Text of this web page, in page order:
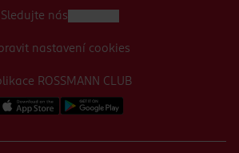
ROSSMANN CLUB
Sledujte nás
nastavení cookies